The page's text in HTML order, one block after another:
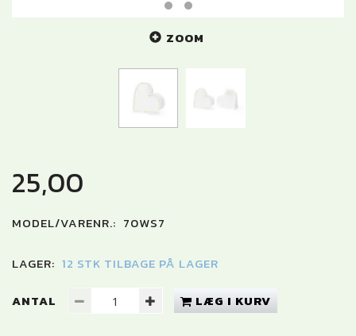
ZOOM
25,00
MODEL/VARENR.: 70WS7
LAGER: 12 STK TILBAGE PÅ LAGER
ANTAL LÆG I KURV